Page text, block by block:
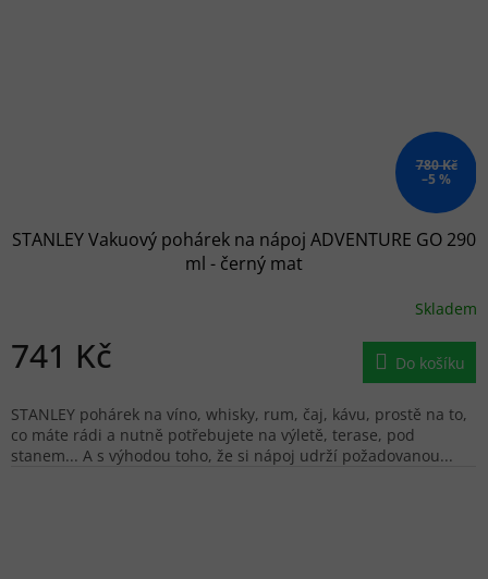
780 Kč
–5 %
STANLEY Vakuový pohárek na nápoj ADVENTURE GO 290
ml - černý mat
Skladem
741 Kč Do košíku
STANLEY pohárek na víno, whisky, rum, čaj, kávu, prostě na to,
co máte rádi a nutně potřebujete na výletě, terase, pod
stanem... A s výhodou toho, že si nápoj udrží požadovanou...